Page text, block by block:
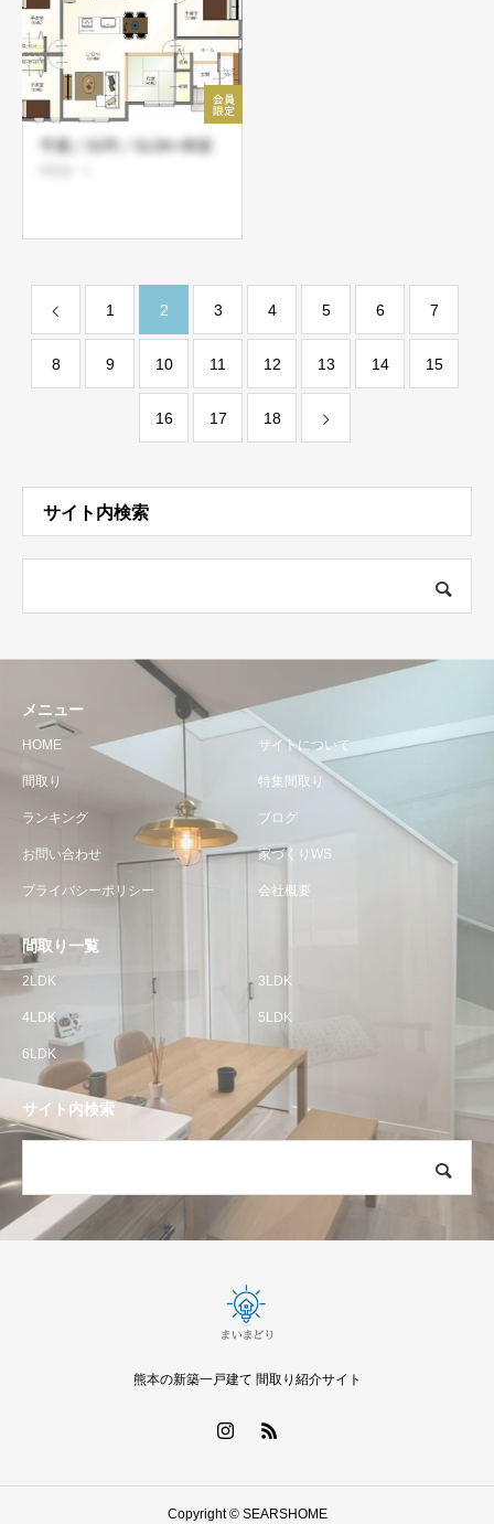
平屋／32坪／3LDK+和室
1 2 3 4 5 6 7
8 9 10 11 12 13 14 15
16 17 18
サイト内検索
メニュー
HOME サイトについて
間取り 特集間取り
ランキング ブログ
お問い合わせ 家づくりWS
プライバシーポリシー 会社概要
間取り一覧
2LDK 3LDK
4LDK 5LDK
6LDK
サイト内検索
熊本の新築一戸建て 間取り紹介サイト
Copyright © SEARSHOME